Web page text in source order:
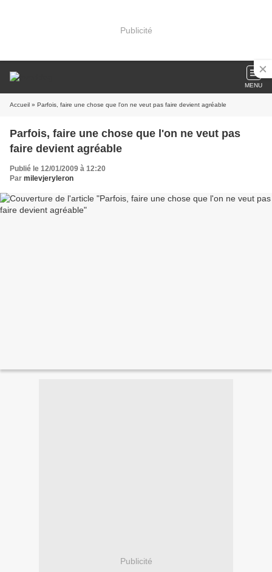
Publicité
MENU
Accueil » Parfois, faire une chose que l'on ne veut pas faire devient agréable
Parfois, faire une chose que l'on ne veut pas
faire devient agréable
Publié le 12/01/2009 à 12:20
Par milevjeryleron
Publicité